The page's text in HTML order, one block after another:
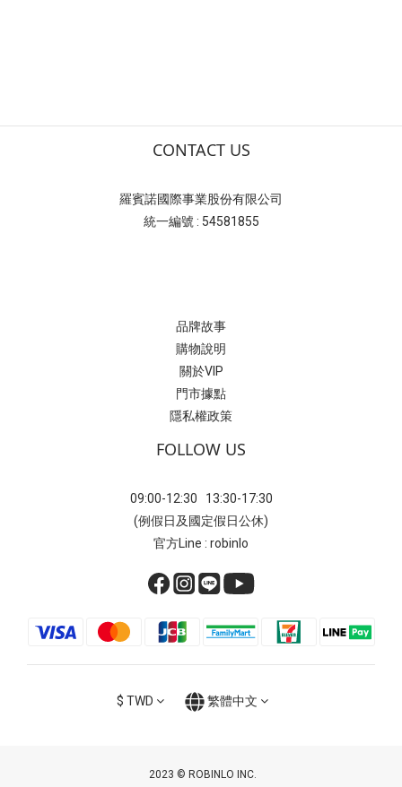
CONTACT US
羅賓諾國際事業股份有限公司
統一編號 : 54581855
品牌故事
購物說明
關於VIP
門市據點
隱私權政策
FOLLOW US
09:00-12:30 13:30-17:30
(例假日及國定假日公休)
官方Line : robinlo
$ TWD 繁體中文
2023 © ROBINLO INC.